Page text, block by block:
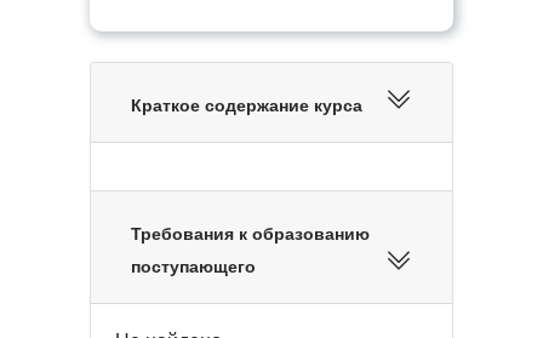
Краткое содержание курса
Требования к образованию
поступающего